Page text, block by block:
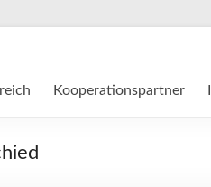
Kooperationspartner